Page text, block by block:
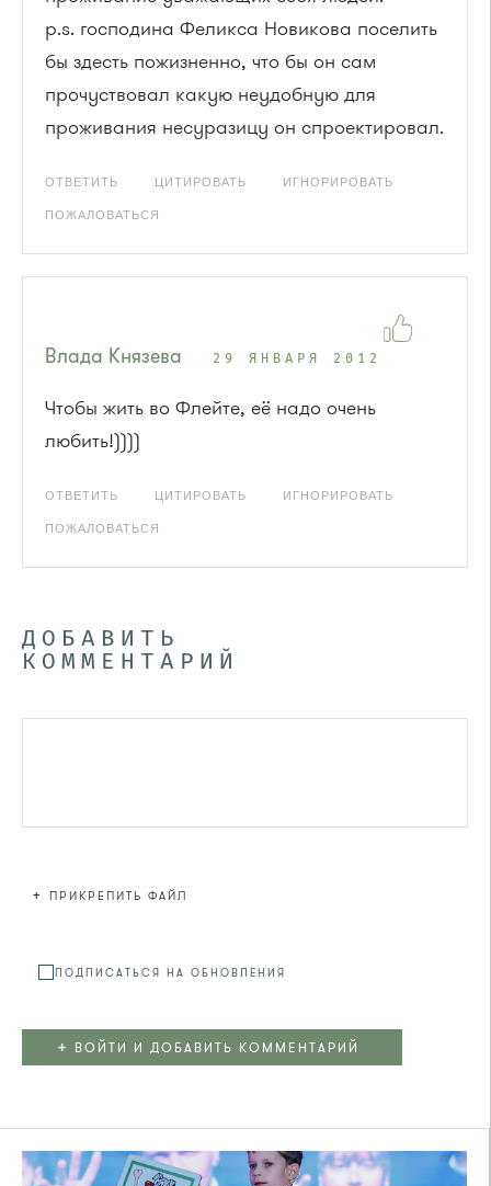
p.s. господина Феликса Новикова поселить
бы здесть пожизненно, что бы он сам
прочуствовал какую неудобную для
проживания несуразицу он спроектировал.
ОТВЕТИТЬ ЦИТИРОВАТЬ ИГНОРИРОВАТЬ
ПОЖАЛОВАТЬСЯ
Влада Князева 29 ЯНВАРЯ 2012
Чтобы жить во Флейте, её надо очень
любить!))))
ОТВЕТИТЬ ЦИТИРОВАТЬ ИГНОРИРОВАТЬ
ПОЖАЛОВАТЬСЯ
ДОБАВИТЬ
КОММЕНТАРИЙ
+ ПРИКРЕПИТЬ ФАЙЛ
ПОДПИСАТЬСЯ НА ОБНОВЛЕНИЯ
+ ВОЙТИ И ДОБАВИТЬ КОММЕНТАРИЙ